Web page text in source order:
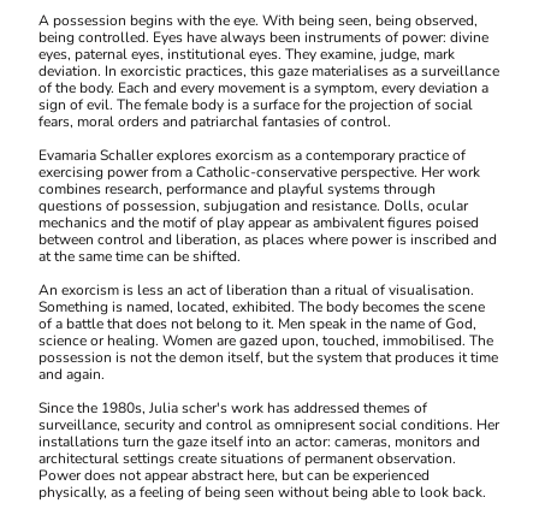
A possession begins with the eye. With being seen, being observed,
being controlled. Eyes have always been instruments of power: divine
eyes, paternal eyes, institutional eyes. They examine, judge, mark
deviation. In exorcistic practices, this gaze materialises as a surveillance
of the body. Each and every movement is a symptom, every deviation a
sign of evil. The female body is a surface for the projection of social
fears, moral orders and patriarchal fantasies of control.
Evamaria Schaller explores exorcism as a contemporary practice of
exercising power from a Catholic-conservative perspective. Her work
combines research, performance and playful systems through
questions of possession, subjugation and resistance. Dolls, ocular
mechanics and the motif of play appear as ambivalent figures poised
between control and liberation, as places where power is inscribed and
at the same time can be shifted.
An exorcism is less an act of liberation than a ritual of visualisation.
Something is named, located, exhibited. The body becomes the scene
of a battle that does not belong to it. Men speak in the name of God,
science or healing. Women are gazed upon, touched, immobilised. The
possession is not the demon itself, but the system that produces it time
and again.
Since the 1980s, Julia scher's work has addressed themes of
surveillance, security and control as omnipresent social conditions. Her
installations turn the gaze itself into an actor: cameras, monitors and
architectural settings create situations of permanent observation.
Power does not appear abstract here, but can be experienced
physically, as a feeling of being seen without being able to look back.